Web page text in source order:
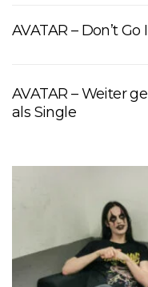
AVATAR – Don’t
AVATAR – Weiter
als Single